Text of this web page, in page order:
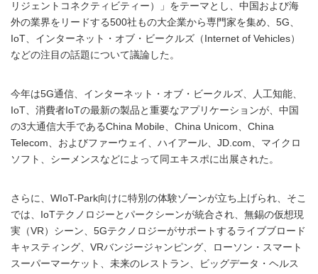
リジェントコネクティビティー）」をテーマとし、中国および海
外の業界をリードする500社もの大企業から専門家を集め、5G、
IoT、インターネット・オブ・ビークルズ（Internet of Vehicles）
などの注目の話題について議論した。
今年は5G通信、インターネット・オブ・ビークルズ、人工知能、
IoT、消費者IoTの最新の製品と重要なアプリケーションが、中国
の3大通信大手であるChina Mobile、China Unicom、China
Telecom、およびファーウェイ、ハイアール、JD.com、マイクロ
ソフト、シーメンスなどによって同エキスポに出展された。
さらに、WIoT-Park向けに特別の体験ゾーンが立ち上げられ、そこ
では、IoTテクノロジーとパークシーンが統合され、無錫の仮想現
実（VR）シーン、5Gテクノロジーがサポートするライブブロード
キャスティング、VRバンジージャンピング、ローソン・スマート
スーパーマーケット、未来のレストラン、ビッグデータ・ヘルス